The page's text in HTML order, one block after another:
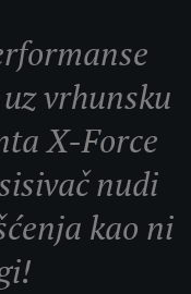
vrhunsku
X-Force
nudi
kao ni